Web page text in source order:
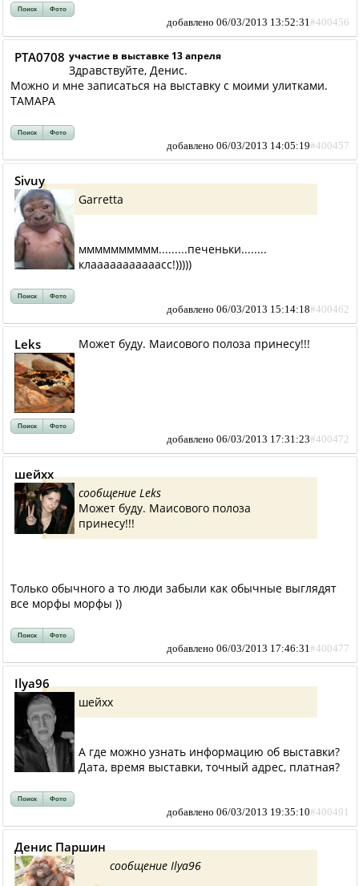
Поиск Фото
добавлено 06/03/2013 13:52:31 #400456
PTA0708 участие в выставке 13 апреля
Здравствуйте, Денис.
Можно и мне записаться на выставку с моими улитками.
ТАМАРА
Поиск Фото
добавлено 06/03/2013 14:05:19#400457
Sivuy
Garretta
мммммммммм.........печеньки........
клааааааааааасс!)))))
Поиск Фото
добавлено 06/03/2013 15:14:18#400462
Leks Может буду. Маисового полоза принесу!!!
Поиск Фото
добавлено 06/03/2013 17:31:23#400472
шейхх
сообщение Leks
Может буду. Маисового полоза
принесу!!!
Только обычного а то люди забыли как обычные выглядят
все морфы морфы ))
Поиск Фото
добавлено 06/03/2013 17:46:31 #400477
Ilya96
шейхх
А где можно узнать информацию об выставки?
Дата, время выставки, точный адрес, платная?
Поиск Фото
добавлено 06/03/2013 19:35:10#400491
Денис Паршин
сообщение Ilya96